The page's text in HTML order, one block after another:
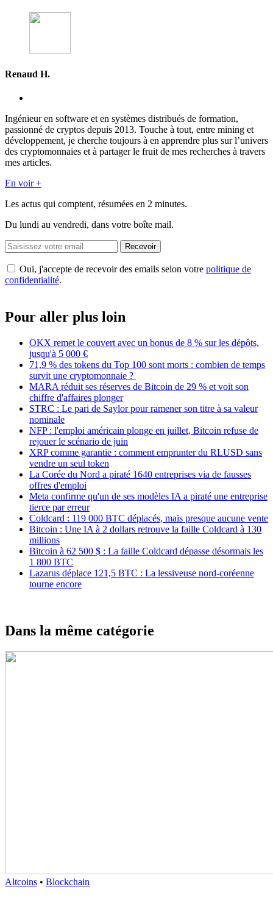
Renaud H.
Ingénieur en software et en systèmes distribués de formation,
passionné de cryptos depuis 2013. Touche à tout, entre mining et
développement, je cherche toujours à en apprendre plus sur l’univers
des cryptomonnaies et à partager le fruit de mes recherches à travers
mes articles.
En voir +
Les actus qui comptent, résumées en 2 minutes.
Du lundi au vendredi, dans votre boîte mail.
Recevoir
Oui, j'accepte de recevoir des emails selon votre politique de
confidentialité.
Pour aller plus loin
OKX remet le couvert avec un bonus de 8 % sur les dépôts,
jusqu'à 5 000 €
71,9 % des tokens du Top 100 sont morts : combien de temps
survit une cryptomonnaie ?
MARA réduit ses réserves de Bitcoin de 29 % et voit son
chiffre d'affaires plonger
STRC : Le pari de Saylor pour ramener son titre à sa valeur
nominale
NFP : l'emploi américain plonge en juillet, Bitcoin refuse de
rejouer le scénario de juin
XRP comme garantie : comment emprunter du RLUSD sans
vendre un seul token
La Corée du Nord a piraté 1640 entreprises via de fausses
offres d'emploi
Meta confirme qu'un de ses modèles IA a piraté une entreprise
tierce par erreur
Coldcard : 119 000 BTC déplacés, mais presque aucune vente
Bitcoin : Une IA à 2 dollars retrouve la faille Coldcard à 130
millions
Bitcoin à 62 500 $ : La faille Coldcard dépasse désormais les
1 800 BTC
Lazarus déplace 121,5 BTC : La lessiveuse nord-coréenne
tourne encore
Dans la même catégorie
Altcoins • Blockchain